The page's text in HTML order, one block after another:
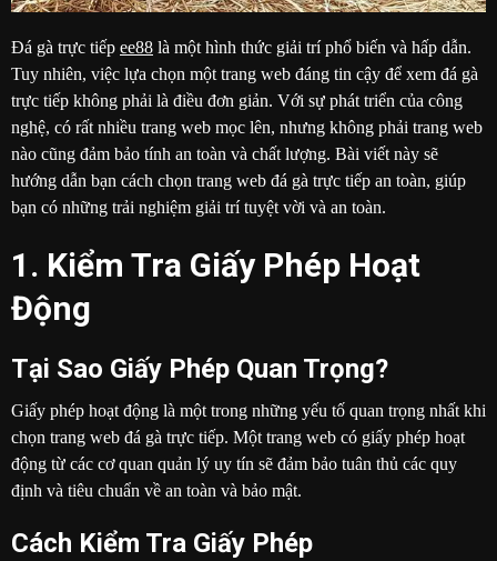
Đá gà trực tiếp ee88 là một hình thức giải trí phổ biến và hấp dẫn.
Tuy nhiên, việc lựa chọn một trang web đáng tin cậy để xem đá gà
trực tiếp không phải là điều đơn giản. Với sự phát triển của công
nghệ, có rất nhiều trang web mọc lên, nhưng không phải trang web
nào cũng đảm bảo tính an toàn và chất lượng. Bài viết này sẽ
hướng dẫn bạn cách chọn trang web đá gà trực tiếp an toàn, giúp
bạn có những trải nghiệm giải trí tuyệt vời và an toàn.
1. Kiểm Tra Giấy Phép Hoạt
Động
Tại Sao Giấy Phép Quan Trọng?
Giấy phép hoạt động là một trong những yếu tố quan trọng nhất khi
chọn trang web đá gà trực tiếp. Một trang web có giấy phép hoạt
động từ các cơ quan quản lý uy tín sẽ đảm bảo tuân thủ các quy
định và tiêu chuẩn về an toàn và bảo mật.
Cách Kiểm Tra Giấy Phép